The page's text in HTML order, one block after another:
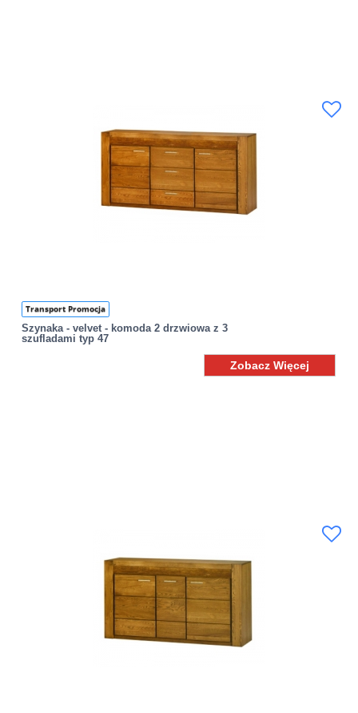
Transport Promocja
Szynaka - velvet - komoda 2 drzwiowa z 3
szufladami typ 47
Zobacz Więcej